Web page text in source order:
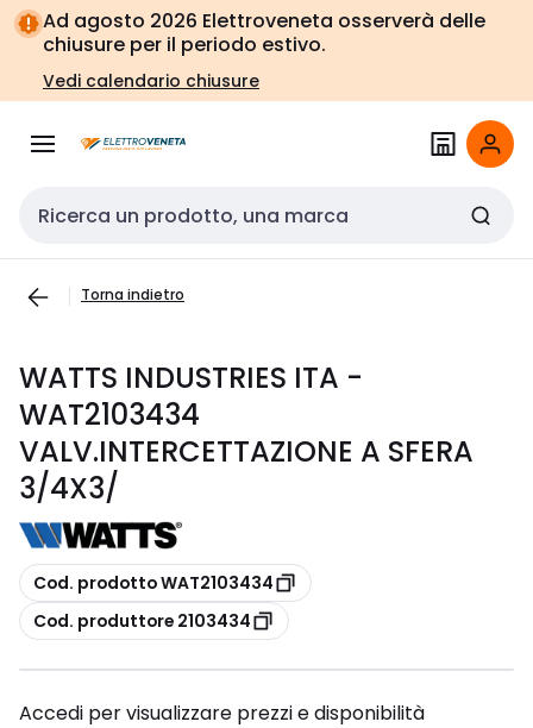
Vai alla
navigazione
Vai
alla
pagina
Ad agosto 2026 Elettroveneta osserverà delle
chiusure per il periodo estivo.
Vedi calendario chiusure
Cerca input
Torna indietro
WATTS INDUSTRIES ITA -
WAT2103434
VALV.INTERCETTAZIONE A SFERA
3/4X3/
copia
Cod. prodotto WAT2103434
copia
Cod. produttore 2103434
Accedi per visualizzare prezzi e disponibilità